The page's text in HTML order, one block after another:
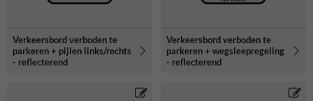
Verkeersbord verboden te
parkeren + pijlen links/rechts
- reflecterend
Verkeersbord verboden te
parkeren + wegsleepregeling
- reflecterend